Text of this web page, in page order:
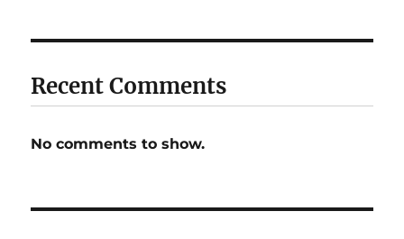
Recent Comments
No comments to show.